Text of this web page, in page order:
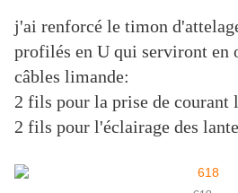
j'ai renforcé le timon
profilés en U qui serviront en
câbles limande:
2 fils pour la prise de courant
2 fils pour l'éclairage des